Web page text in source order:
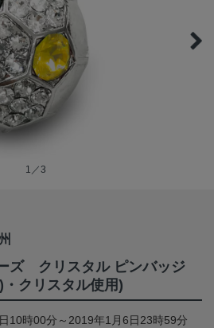
1／3
ズ クリスタル ピンバッジ
・クリスタル使用)
10時00分～2019年1月6日23時59分